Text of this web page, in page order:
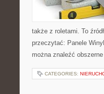
także z roletami. To
przeczytać: Panele
można znaleźć
CATEGORIES: